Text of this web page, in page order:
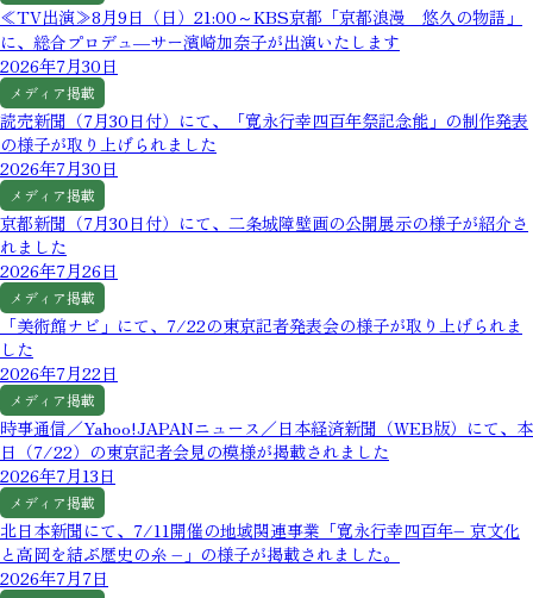
≪TV出演≫8月9日（日）21:00～KBS京都「京都浪漫 悠久の物語」
に、総合プロデュ―サー濱崎加奈子が出演いたします
2026年7月30日
メディア掲載
読売新聞（7月30日付）にて、「寛永行幸四百年祭記念能」の制作発表
の様子が取り上げられました
2026年7月30日
メディア掲載
京都新聞（7月30日付）にて、二条城障壁画の公開展示の様子が紹介さ
れました
2026年7月26日
メディア掲載
「美術館ナビ」にて、7/22の東京記者発表会の様子が取り上げられま
した
2026年7月22日
メディア掲載
時事通信／Yahoo!JAPANニュース／日本経済新聞（WEB版）にて、本
日（7/22）の東京記者会見の模様が掲載されました
2026年7月13日
メディア掲載
北日本新聞にて、7/11開催の地域関連事業「寛永行幸四百年– 京文化
と高岡を結ぶ歴史の糸 –」の様子が掲載されました。
2026年7月7日